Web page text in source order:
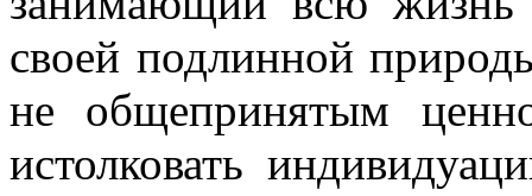
своей подлинной
не общепринятым
истолковать